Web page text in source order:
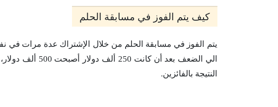
كيف يتم الفوز في مسابقة الحلم
يتم الفوز في مسابقة الحلم من خلال الإشتراك عدة مرات في
الي الضعف بعد أن
النتيجة بالفائزين.